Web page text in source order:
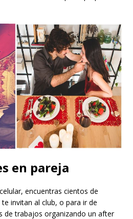
en pareja
encuentras cientos de
invitan al club, o para ir de
de trabajos organizando un after